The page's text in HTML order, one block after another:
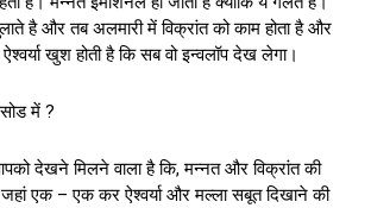
है और तब अलमारी में विक्रांत को काम होता है और
खुश होती है कि सब वो इन्वलॉप देख लेगा।
में ?
देखने मिलने वाला है कि, मन्नत और विक्रांत की
एक – एक कर ऐश्वर्या और मल्ला सबूत दिखाने की